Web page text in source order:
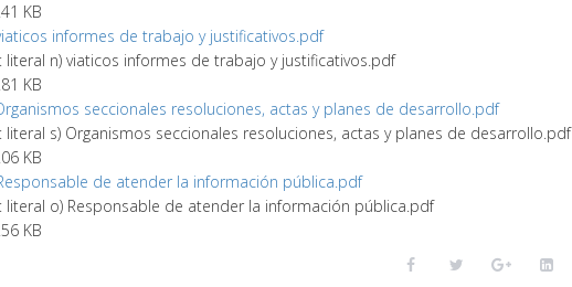
KB
informes de trabajo y justificativos.pdf
literal n) viaticos informes de trabajo y justificativos.pdf
KB
seccionales resoluciones, actas y planes de desarrollo.pdf
literal s) Organismos seccionales resoluciones, actas y planes de desarrollo.pdf
KB
de atender la información pública.pdf
literal o) Responsable de atender la información pública.pdf
KB